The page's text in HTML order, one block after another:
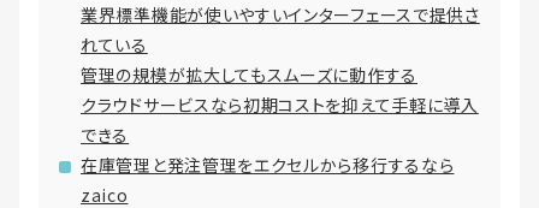
業界標準機能が使いやすいインターフェースで提供さ
れている
管理の規模が拡大してもスムーズに動作する
クラウドサービスなら初期コストを抑えて手軽に導入
できる
在庫管理と発注管理をエクセルから移行するなら
zaico